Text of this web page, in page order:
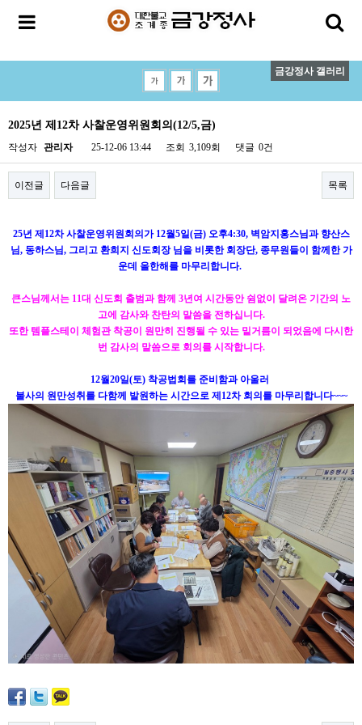
금강정사 갤러리
2025년 제12차 사찰운영위원회의(12/5,금)
작성자 관리자 25-12-06 13:44 조회 3,109회 댓글 0건
이전글 다음글 목록
25년 제12차 사찰운영위원회의가 12월5일(금) 오후4:30, 벽암지홍스님과 향산스
님, 동하스님, 그리고 환희지 신도회장 님을 비롯한 회장단, 종무원들이 함께한 가
운데 올한해를 마무리합니다.
큰스님께서는 11대 신도회 출범과 함께 3년여 시간동안 쉼없이 달려온 기간의 노
고에 감사와 찬탄의 말씀을 전하십니다.
또한 템플스테이 체험관 착공이 원만히 진행될 수 있는 밑거름이 되었음에 다시한
번 감사의 말씀으로 회의를 시작합니다.
12월20일(토) 착공법회를 준비함과 아울러
불사의 원만성취를 다함께 발원하는 시간으로 제12차 회의를 마무리합니다~~~